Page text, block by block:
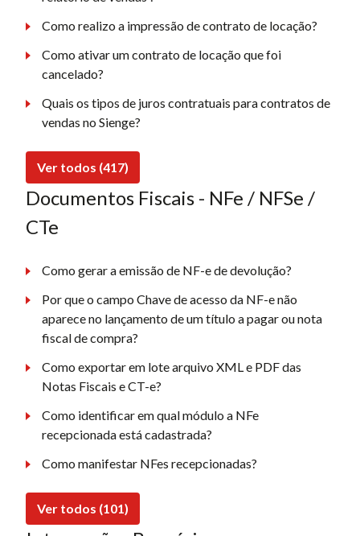
Como realizo a impressão de contrato de locação?
Como ativar um contrato de locação que foi
cancelado?
Quais os tipos de juros contratuais para contratos de
vendas no Sienge?
Ver todos (417)
Documentos Fiscais - NFe / NFSe /
CTe
Como gerar a emissão de NF-e de devolução?
Por que o campo Chave de acesso da NF-e não
aparece no lançamento de um título a pagar ou nota
fiscal de compra?
Como exportar em lote arquivo XML e PDF das
Notas Fiscais e CT-e?
Como identificar em qual módulo a NFe
recepcionada está cadastrada?
Como manifestar NFes recepcionadas?
Ver todos (101)